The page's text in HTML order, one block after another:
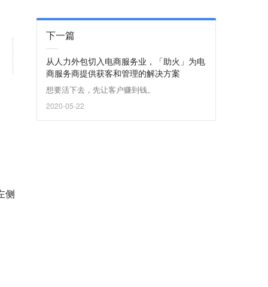
侧
下一篇
从人力外包切入电商服务业，「助火」为电
商服务商提供获客和管理的解决方案
想要活下去，先让客户赚到钱。
2020-05-22